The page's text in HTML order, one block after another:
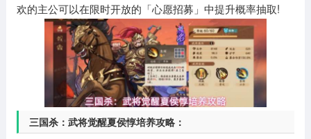
动作射击
欢的主公可以在限时开放的「心愿招募」中提升概率抽取!
三国杀：武将觉醒夏侯惇培养攻略：